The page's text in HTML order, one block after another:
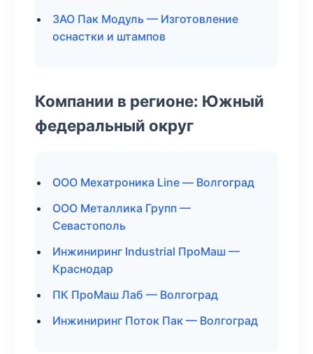
ЗАО Пак Модуль — Изготовление
оснастки и штампов
Компании в регионе: Южный
федеральный округ
ООО Мехатроника Line — Волгоград
ООО Металлика Групп —
Севастополь
Инжиниринг Industrial ПроМаш —
Краснодар
ПК ПроМаш Лаб — Волгоград
Инжиниринг Поток Пак — Волгоград